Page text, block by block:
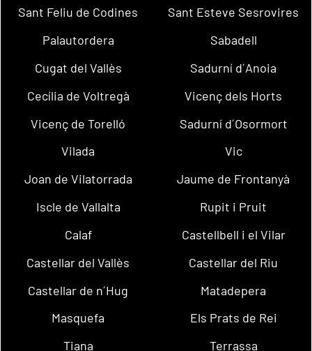
Sant Feliu de Codines
Sant Esteve Sesrovires
Palautordera
Sabadell
Cugat del Vallès
Sadurní d´Anoia
Cecília de Voltregà
Vicenç dels Horts
Vicenç de Torelló
Sadurní d´Osormort
Vilada
Vic
Joan de Vilatorrada
Jaume de Frontanyà
Iscle de Vallalta
Rupit i Pruit
Calaf
Castellbell i el Vilar
Castellar del Vallès
Castellar del Riu
Castellar de n´Hug
Matadepera
Masquefa
Els Prats de Rei
Tiana
Terrassa